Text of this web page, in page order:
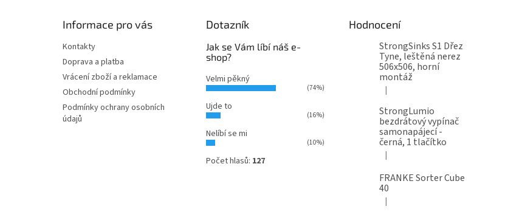
Informace pro vás
Kontakty
Doprava a platba
Vrácení zboží a reklamace
Obchodní podmínky
Podmínky ochrany osobních
údajů
Dotazník
Jak se Vám líbí náš e-
shop?
Velmi pěkný
(74%)
Ujde to
(16%)
Nelíbí se mi
(10%)
Počet hlasů: 127
Hodnocení
StrongSinks S1 Dřez
Tyne, leštěná nerez
506x506, horní
montáž
Hodnocení produktu je 5 z 5 hvězdiček.
|
StrongLumio
bezdrátový vypínač
samonapájecí -
černá, 1 tlačítko
Hodnocení produktu je 4 z 5 hvězdiček.
|
FRANKE Sorter Cube
40
Hodnocení produktu je 3 z 5 hvězdiček.
|